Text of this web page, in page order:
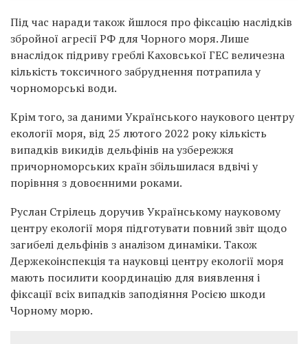
Під час наради також йшлося про фіксацію наслідків
збройної агресії РФ для Чорного моря. Лише
внаслідок підриву греблі Каховської ГЕС величезна
кількість токсичного забруднення потрапила у
чорноморські води.
Крім того, за даними Українського наукового центру
екології моря, від 25 лютого 2022 року кількість
випадків викидів дельфінів на узбережжя
причорноморських країн збільшилася вдвічі у
порівння з довоєнними роками.
Руслан Стрілець доручив Українському науковому
центру екології моря підготувати повний звіт щодо
загибелі дельфінів з аналізом динаміки. Також
Держекоінспекція та науковці центру екології моря
мають посилити координацію для виявлення і
фіксації всіх випадків заподіяння Росією шкоди
Чорному морю.